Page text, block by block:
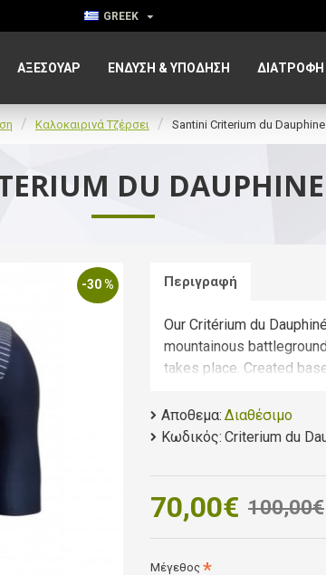
GREEK
ΑΞΕΣΟΥΆΡ ΈΝΔΥΣΗ & ΥΠΌΔΗΣΗ ΔΙΑΤΡΟΦΉ
Καλοκαιρινά Τζέρσει Santini Criterium du
DU DAUPHINE
-30 % Περιγραφή
Our Critérium du
mountainous
takes place. Created
make it perfect for riding
around the base of the
Finished with a long
Αποθεμα: Διαθέσιμο
Κωδικός: Criterium du
70,00€ 100,00€
Μέγεθος